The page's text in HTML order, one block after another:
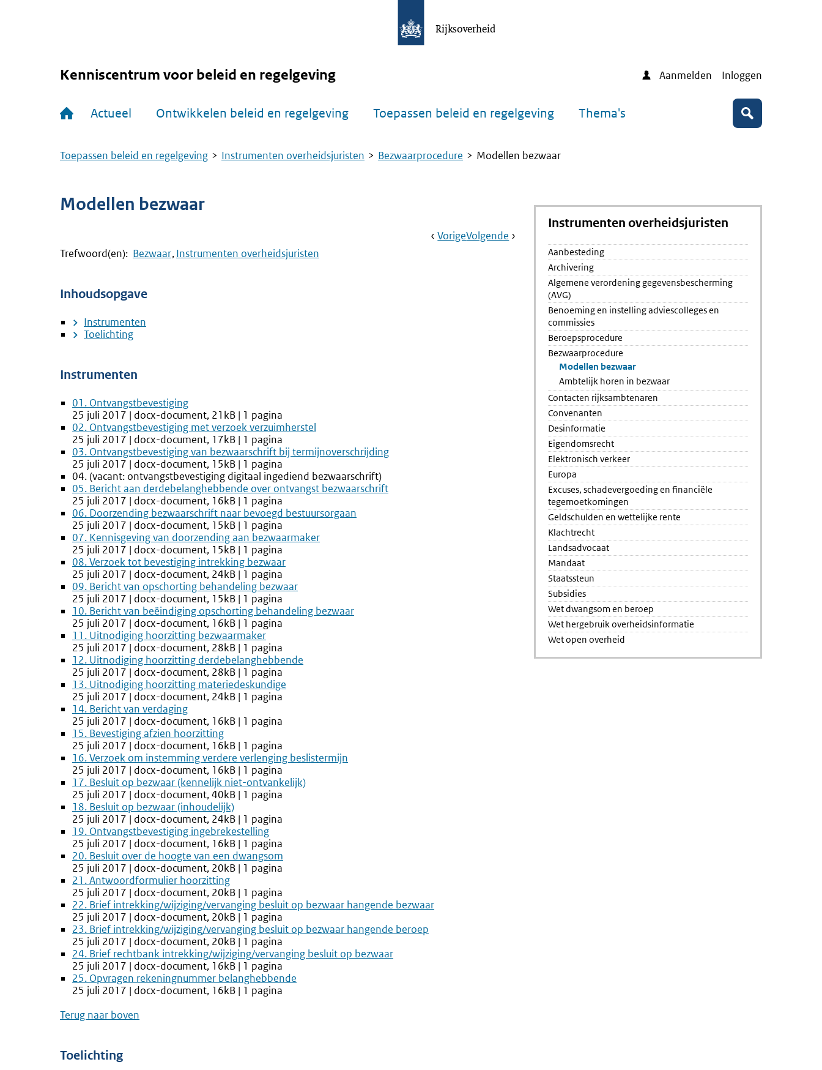
Rijksoverheid
Kenniscentrum voor beleid en regelgeving Aanmelden Inloggen
Actueel Ontwikkelen beleid en regelgeving Toepassen beleid en regelgeving Thema's Zoeken
Kruimelpad
Toepassen beleid en regelgeving Instrumenten overheidsjuristen Bezwaarprocedure Modellen bezwaar
Modellen bezwaar
Book
Ga
VorigePagina:
Bezwaarprocedure
Ga
Volgende Pagina:
Ambtelijk
Trefwoord(en): Bezwaar Instrumenten overheidsjuristen
Inhoudsopgave
Instrumenten
Toelichting
Instrumenten
01. Ontvangstbevestiging
25 juli 2017 | docx-document, 21kB | 1 pagina
02. Ontvangstbevestiging met verzoek verzuimherstel
25 juli 2017 | docx-document, 17kB | 1 pagina
03. Ontvangstbevestiging van bezwaarschrift bij termijnoverschrijding
25 juli 2017 | docx-document, 15kB | 1 pagina
04. (vacant: ontvangstbevestiging digitaal ingediend bezwaarschrift)
05. Bericht aan derdebelanghebbende over ontvangst bezwaarschrift
25 juli 2017 | docx-document, 16kB | 1 pagina
06. Doorzending bezwaarschrift naar bevoegd bestuursorgaan
25 juli 2017 | docx-document, 15kB | 1 pagina
07. Kennisgeving van doorzending aan bezwaarmaker
25 juli 2017 | docx-document, 15kB | 1 pagina
08. Verzoek tot bevestiging intrekking bezwaar
25 juli 2017 | docx-document, 24kB | 1 pagina
09. Bericht van opschorting behandeling bezwaar
25 juli 2017 | docx-document, 15kB | 1 pagina
10. Bericht van beëindiging opschorting behandeling bezwaar
25 juli 2017 | docx-document, 16kB | 1 pagina
11. Uitnodiging hoorzitting bezwaarmaker
25 juli 2017 | docx-document, 28kB | 1 pagina
12. Uitnodiging hoorzitting derdebelanghebbende
25 juli 2017 | docx-document, 28kB | 1 pagina
13. Uitnodiging hoorzitting materiedeskundige
25 juli 2017 | docx-document, 24kB | 1 pagina
14. Bericht van verdaging
25 juli 2017 | docx-document, 16kB | 1 pagina
15. Bevestiging afzien hoorzitting
25 juli 2017 | docx-document, 16kB | 1 pagina
16. Verzoek om instemming verdere verlenging beslistermijn
25 juli 2017 | docx-document, 16kB | 1 pagina
17. Besluit op bezwaar (kennelijk niet-ontvankelijk)
25 juli 2017 | docx-document, 40kB | 1 pagina
18. Besluit op bezwaar (inhoudelijk)
25 juli 2017 | docx-document, 24kB | 1 pagina
19. Ontvangstbevestiging ingebrekestelling
25 juli 2017 | docx-document, 16kB | 1 pagina
20. Besluit over de hoogte van een dwangsom
25 juli 2017 | docx-document, 20kB | 1 pagina
21. Antwoordformulier hoorzitting
25 juli 2017 | docx-document, 20kB | 1 pagina
22. Brief intrekking/wijziging/vervanging besluit op bezwaar hangende bezwaar
25 juli 2017 | docx-document, 20kB | 1 pagina
23. Brief intrekking/wijziging/vervanging besluit op bezwaar hangende beroep
25 juli 2017 | docx-document, 20kB | 1 pagina
24. Brief rechtbank intrekking/wijziging/vervanging besluit op bezwaar
25 juli 2017 | docx-document, 16kB | 1 pagina
25. Opvragen rekeningnummer belanghebbende
25 juli 2017 | docx-document, 16kB | 1 pagina
Terug naar boven
Toelichting
Instrumenten overheidsjuristen
Aanbesteding
Archivering
Algemene verordening gegevensbescherming
(AVG)
Benoeming en instelling adviescolleges en
commissies
Beroepsprocedure
Bezwaarprocedure
Modellen bezwaar
Ambtelijk horen in bezwaar
Contacten rijksambtenaren
Convenanten
Desinformatie
Eigendomsrecht
Elektronisch verkeer
Europa
Excuses, schadevergoeding en financiële
tegemoetkomingen
Geldschulden en wettelijke rente
Klachtrecht
Landsadvocaat
Mandaat
Staatssteun
Subsidies
Wet dwangsom en beroep
Wet hergebruik overheidsinformatie
Wet open overheid